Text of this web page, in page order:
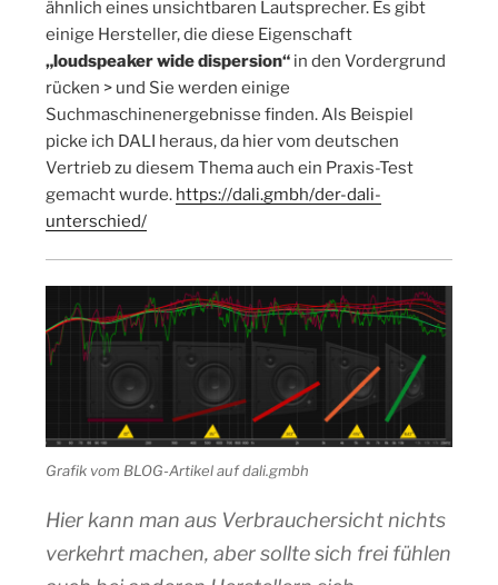
ähnlich eines unsichtbaren Lautsprecher. Es gibt
einige Hersteller, die diese Eigenschaft
„loudspeaker wide dispersion“ in den Vordergrund
rücken > und Sie werden einige
Suchmaschinenergebnisse finden. Als Beispiel
picke ich DALI heraus, da hier vom deutschen
Vertrieb zu diesem Thema auch ein Praxis-Test
gemacht wurde. https://dali.gmbh/der-dali-
unterschied/
Grafik vom BLOG-Artikel auf dali.gmbh
Hier kann man aus Verbrauchersicht nichts
verkehrt machen, aber sollte sich frei fühlen